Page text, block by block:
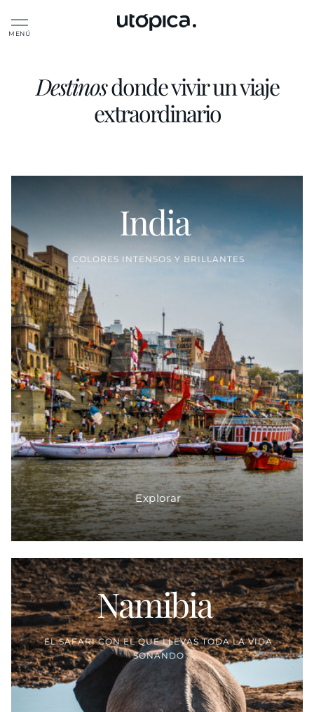
al contenido
Colección:
Destinos
Destinosdonde vivir un viaje
extraordinario
India
COLORES INTENSOS Y BRILLANTES
Explorar
Proveedor: Namibia
EL SAFARI CON EL QUE LLEVAS TODA LA VIDA
SOÑANDO